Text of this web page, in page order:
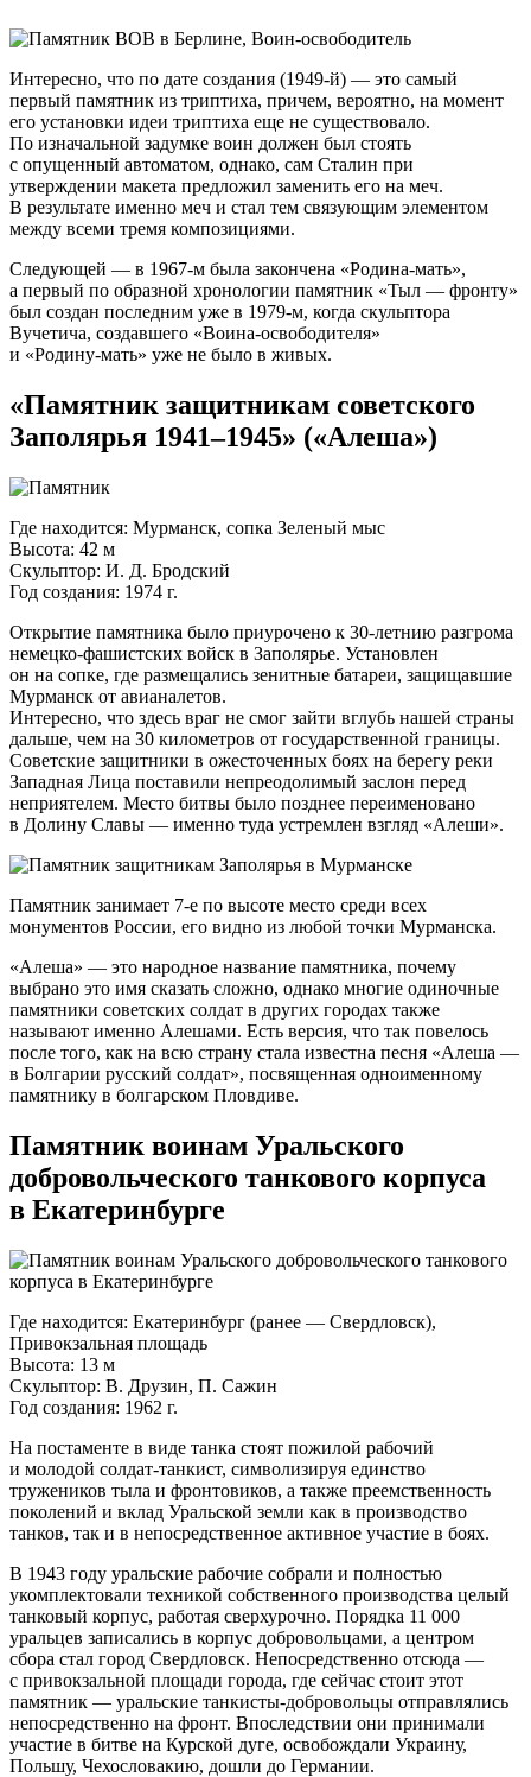
Интересно, что по дате создания (1949-й) — это самый
первый памятник из триптиха, причем, вероятно, на момент
его установки идеи триптиха еще не существовало.
По изначальной задумке воин должен был стоять
с опущенный автоматом, однако, сам Сталин при
утверждении макета предложил заменить его на меч.
В результате именно меч и стал тем связующим элементом
между всеми тремя композициями.
Следующей — в 1967-м была закончена «Родина-мать»,
а первый по образной хронологии памятник «Тыл — фронту»
был создан последним уже в 1979-м, когда скульптора
Вучетича, создавшего «Воина-освободителя»
и «Родину-мать» уже не было в живых.
«Памятник защитникам советского
Заполярья 1941–1945» («Алеша»)
Где находится: Мурманск, сопка Зеленый мыс
Высота: 42 м
Скульптор: И. Д. Бродский
Год создания: 1974 г.
Открытие памятника было приурочено к 30-летнию разгрома
немецко-фашистских войск в Заполярье. Установлен
он на сопке, где размещались зенитные батареи, защищавшие
Мурманск от авианалетов.
Интересно, что здесь враг не смог зайти вглубь нашей страны
дальше, чем на 30 километров от государственной границы.
Советские защитники в ожесточенных боях на берегу реки
Западная Лица поставили непреодолимый заслон перед
неприятелем. Место битвы было позднее переименовано
в Долину Славы — именно туда устремлен взгляд «Алеши».
Памятник занимает 7-е по высоте место среди всех
монументов России, его видно из любой точки Мурманска.
«Алеша» — это народное название памятника, почему
выбрано это имя сказать сложно, однако многие одиночные
памятники советских солдат в других городах также
называют именно Алешами. Есть версия, что так повелось
после того, как на всю страну стала известна песня «Алеша —
в Болгарии русский солдат», посвященная одноименному
памятнику в болгарском Пловдиве.
Памятник воинам Уральского
добровольческого танкового корпуса
в Екатеринбурге
Где находится: Екатеринбург (ранее — Свердловск),
Привокзальная площадь
Высота: 13 м
Скульптор: В. Друзин, П. Сажин
Год создания: 1962 г.
На постаменте в виде танка стоят пожилой рабочий
и молодой солдат-танкист, символизируя единство
тружеников тыла и фронтовиков, а также преемственность
поколений и вклад Уральской земли как в производство
танков, так и в непосредственное активное участие в боях.
В 1943 году уральские рабочие собрали и полностью
укомплектовали техникой собственного производства целый
танковый корпус, работая сверхурочно. Порядка 11 000
уральцев записались в корпус добровольцами, а центром
сбора стал город Свердловск. Непосредственно отсюда —
с привокзальной площади города, где сейчас стоит этот
памятник — уральские танкисты-добровольцы отправлялись
непосредственно на фронт. Впоследствии они принимали
участие в битве на Курской дуге, освобождали Украину,
Польшу, Чехословакию, дошли до Германии.